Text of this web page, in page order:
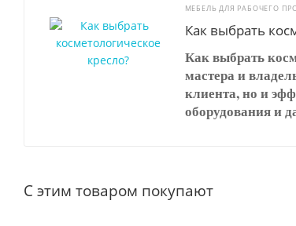
МЕБЕЛЬ ДЛЯ РАБОЧЕГО
Как выбрать
Как выбрать
мастера и
клиента, но и
оборудования и
С этим товаром покупают